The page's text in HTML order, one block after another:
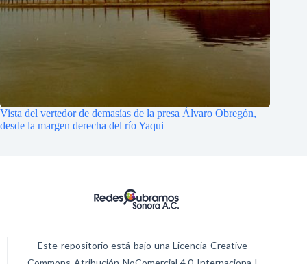
Vista del vertedor de demasías de la presa Álvaro Obregón,
desde la margen derecha del río Yaqui
Este repositorio está bajo una Licencia Creative